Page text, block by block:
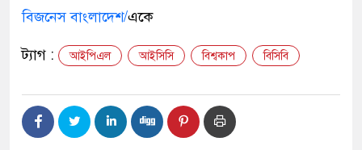
বিজনেস বাংলাদেশ/একে
ট্যাগ : আইপিএল আইসিসি বিশ্বকাপ বিসিবি